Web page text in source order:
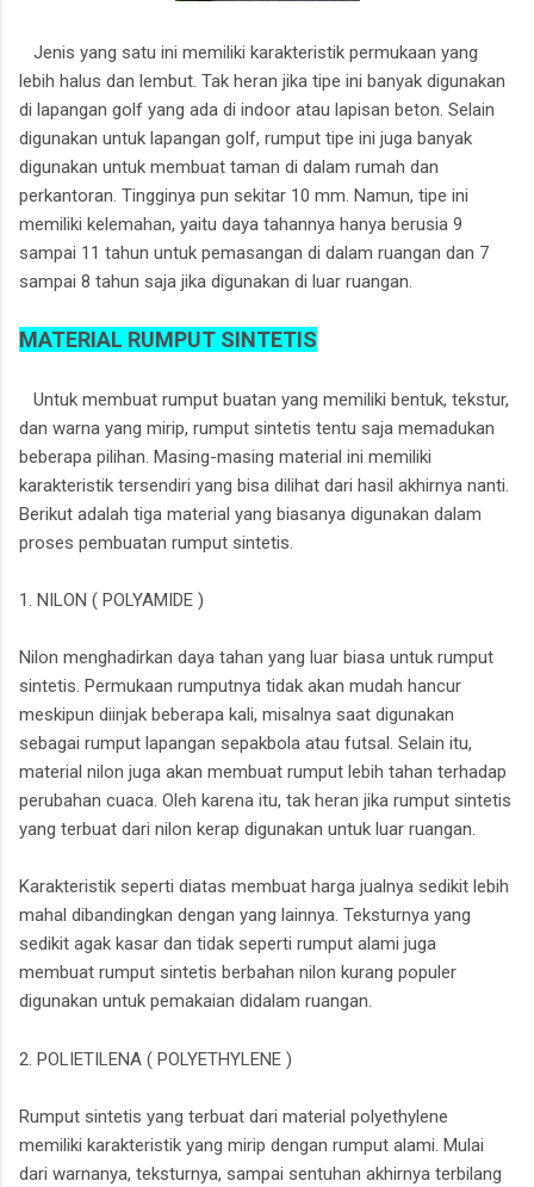
Jenis yang satu ini memiliki karakteristik permukaan yang
lebih halus dan lembut. Tak heran jika tipe ini banyak digunakan
di lapangan golf yang ada di indoor atau lapisan beton. Selain
digunakan untuk lapangan golf, rumput tipe ini juga banyak
digunakan untuk membuat taman di dalam rumah dan
perkantoran. Tingginya pun sekitar 10 mm. Namun, tipe ini
memiliki kelemahan, yaitu daya tahannya hanya berusia 9
sampai 11 tahun untuk pemasangan di dalam ruangan dan 7
sampai 8 tahun saja jika digunakan di luar ruangan.
MATERIAL RUMPUT SINTETIS
Untuk membuat rumput buatan yang memiliki bentuk, tekstur,
dan warna yang mirip, rumput sintetis tentu saja memadukan
beberapa pilihan. Masing-masing material ini memiliki
karakteristik tersendiri yang bisa dilihat dari hasil akhirnya nanti.
Berikut adalah tiga material yang biasanya digunakan dalam
proses pembuatan rumput sintetis.
1. NILON ( POLYAMIDE )
Nilon menghadirkan daya tahan yang luar biasa untuk rumput
sintetis. Permukaan rumputnya tidak akan mudah hancur
meskipun diinjak beberapa kali, misalnya saat digunakan
sebagai rumput lapangan sepakbola atau futsal. Selain itu,
material nilon juga akan membuat rumput lebih tahan terhadap
perubahan cuaca. Oleh karena itu, tak heran jika rumput sintetis
yang terbuat dari nilon kerap digunakan untuk luar ruangan.
Karakteristik seperti diatas membuat harga jualnya sedikit lebih
mahal dibandingkan dengan yang lainnya. Teksturnya yang
sedikit agak kasar dan tidak seperti rumput alami juga
membuat rumput sintetis berbahan nilon kurang populer
digunakan untuk pemakaian didalam ruangan.
2. POLIETILENA ( POLYETHYLENE )
Rumput sintetis yang terbuat dari material polyethylene
memiliki karakteristik yang mirip dengan rumput alami. Mulai
dari warnanya, teksturnya, sampai sentuhan akhirnya terbilang